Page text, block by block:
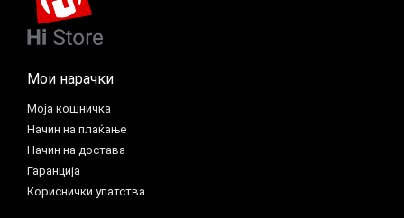
Мои нарачки
Моја кошничка
Начин на плаќање
Начин на достава
Гаранција
Кориснички упатства